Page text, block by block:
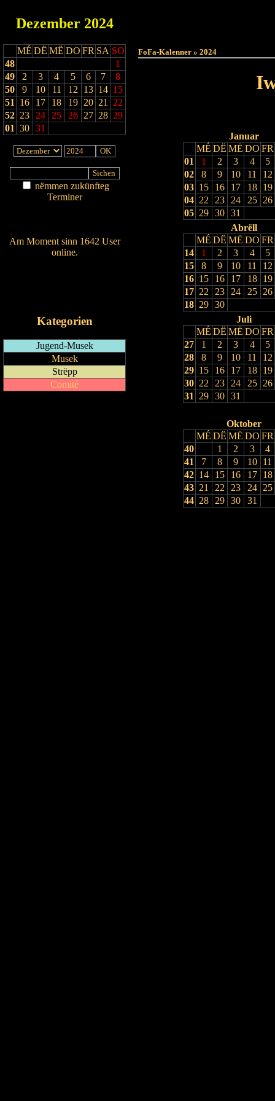
Dezember 2024
MÉ DË MË DO FR SA SO
48
1
49
2 3 4 5 6 7
8
50
9 10 11 12 13 14 15
51
16 17 18 19 20 21
22
52 23 24 25 26 27 28 29
01 30 31
nëmmen zukünfteg
Terminer
Am Moment sinn 1642 User
online.
Kategorien
Jugend-Musek
Musek
Strëpp
Comité
FoFa-Kalenner » 2024
Januar
MÉ DË MË DO FR
01
1 2 3 4
5
02
8 9 10 11
12
03 15 16 17 18
19
04 22 23 24 25
26
05 29 30
31
Abrëll
MÉ DË MË DO FR
14
1 2 3 4
5
15
8 9 10 11
12
16 15 16 17 18
19
17 22 23 24 25
26
18 29
30
Juli
MÉ DË MË DO FR
27
1 2 3 4
5
28
8 9 10 11
12
29 15 16 17 18
19
30 22 23 24 25
26
31
29 30 31
Oktober
MÉ DË MË DO FR
40
1 2 3
4
41
7 8 9 10
11
42 14 15 16 17
18
43 21 22 23 24
25
44 28 29 30 31